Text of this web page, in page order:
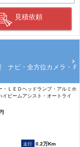
見積依頼
ビ・全方位カメラ・Ｆ
ＬＥＤヘッドランプ・アルミホ
ビームアシスト・オートライ
0.2万Km